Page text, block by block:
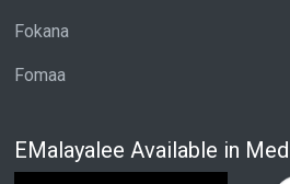
Fokana
Fomaa
EMalayalee Available in